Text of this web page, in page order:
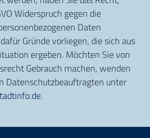
Widerspruch gegen die
Daten
Gründe vorliegen, die sich aus
ergeben. Möchten Sie von
Gebrauch machen, wenden
Datenschutzbeauftragten unter
.